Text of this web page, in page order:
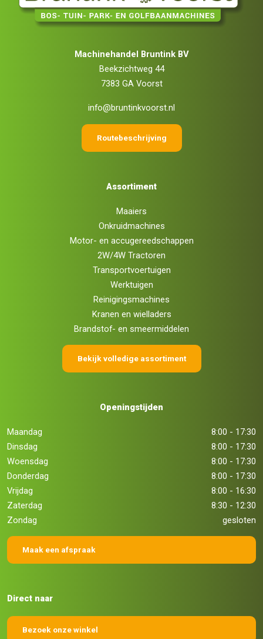
Machinehandel Bruntink BV
Beekzichtweg 44
7383 GA Voorst
info@bruntinkvoorst.nl
Routebeschrijving
Assortiment
Maaiers
Onkruidmachines
Motor- en accugereedschappen
2W/4W Tractoren
Transportvoertuigen
Werktuigen
Reinigingsmachines
Kranen en wielladers
Brandstof- en smeermiddelen
Bekijk volledige assortiment
Openingstijden
Maandag
8:00 - 17:30
Dinsdag
8:00 - 17:30
Woensdag
8:00 - 17:30
Donderdag
8:00 - 17:30
Vrijdag
8:00 - 16:30
Zaterdag
8:30 - 12:30
Zondag
gesloten
Maak een afspraak
Direct naar
Bezoek onze winkel